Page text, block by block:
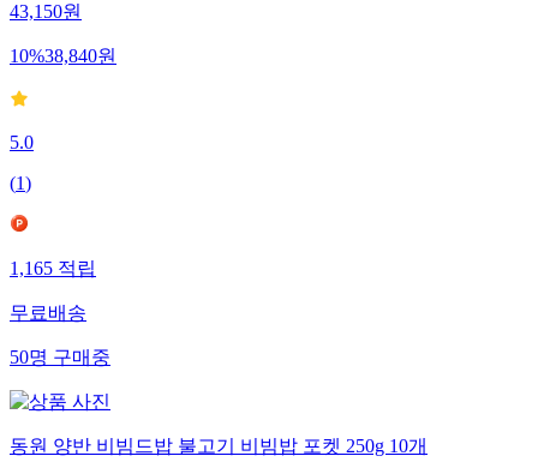
43,150원
10%38,840원
5.0
(1)
1,165적립
무료배송
50명구매중
동원 양반 비빔드밥 불고기 비빔밥 포켓 250g 10개